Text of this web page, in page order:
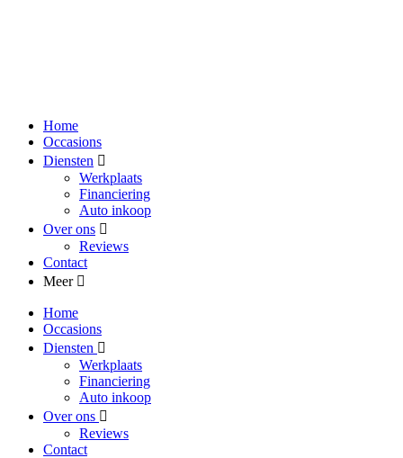
Home
Occasions
Diensten
Werkplaats
Financiering
Auto inkoop
Over ons
Reviews
Contact
Meer
Home
Occasions
Diensten
Werkplaats
Financiering
Auto inkoop
Over ons
Reviews
Contact